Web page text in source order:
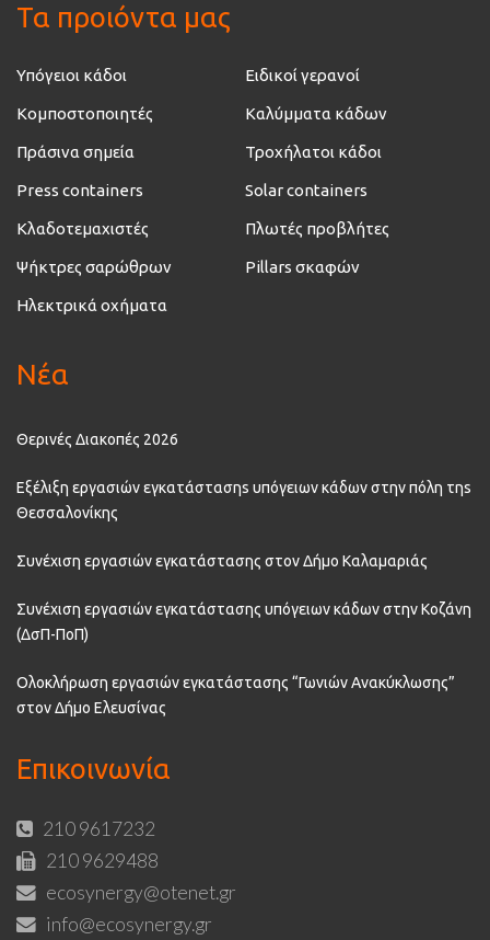
Τα προιόντα μας
Υπόγειοι κάδοι Ειδικοί γερανοί
Κομποστοποιητές Καλύμματα κάδων
Πράσινα σημεία Τροχήλατοι κάδοι
Press containers Solar containers
Κλαδοτεμαχιστές Πλωτές προβλήτες
Ψήκτρες σαρώθρων Pillars σκαφών
Ηλεκτρικά οχήματα
Νέα
Θερινές Διακοπές 2026
Εξέλιξη εργασιών εγκατάστασηs υπόγειων κάδων στην πόλη τηs
Θεσσαλονίκης
Συνέχιση εργασιών εγκατάστασης στον Δήμο Καλαμαριάς
Συνέχιση εργασιών εγκατάστασης υπόγειων κάδων στην Κοζάνη
(ΔσΠ-ΠοΠ)
Ολοκλήρωση εργασιών εγκατάστασης “Γωνιών Ανακύκλωσης”
στον Δήμο Ελευσίνας
Επικοινωνία
210 9617232
210 9629488
ecosynergy@otenet.gr
info@ecosynergy.gr